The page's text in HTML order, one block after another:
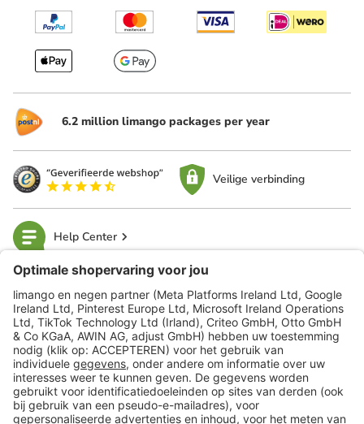
6.2 million limango packages per year
Veilige verbinding
Help Center
limango
Veilig winkelen
Klantenservice
Shop